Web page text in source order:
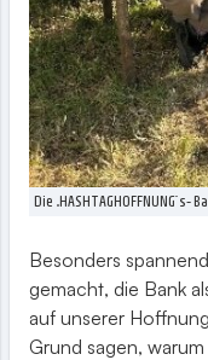
Die
Besonders
gemacht, die Bank
auf unserer
Grund sagen,